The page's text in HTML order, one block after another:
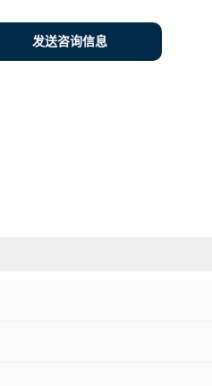
发送咨询信息